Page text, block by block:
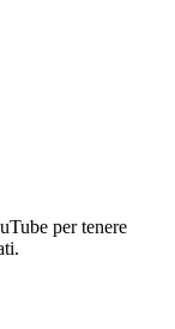
per tenere